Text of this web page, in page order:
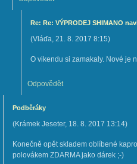
Re: Re: VÝPRODEJ SHIMANO
(Vláďa, 21. 8. 2017 8:15)
O vikendu si zamakaly. Nové je
Odpovědět
Podběráky
(Krámek Jeseter, 18. 8. 2017 13:14)
Konečně opět skladem oblíbené
polovákem ZDARMA jako dárek ;-)